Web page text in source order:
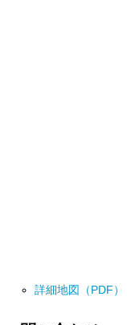
詳細地図（PDF）